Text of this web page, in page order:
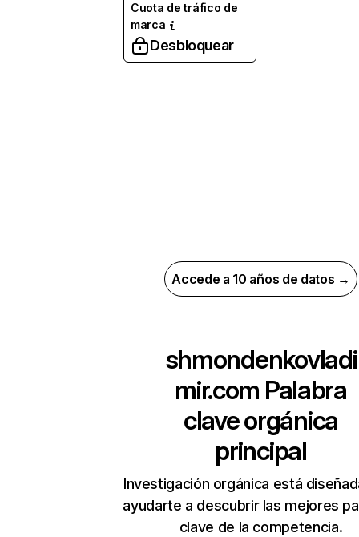
Cuota de tráfico de
marca
Desbloquear
Accede a 10 años de datos →
shmondenkovladi
mir.com Palabra
clave orgánica
principal
Investigación orgánica está
ayudarte a descubrir las mejores
clave de la competencia.